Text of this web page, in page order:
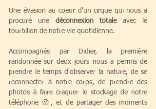
Une évasion au coeur d'un cirque qui nous a
procuré une déconnexion totale avec le
tourbillon de notre vie quotidienne.
Accompagnés par Didier, la première
randonnée sur deux jours nous a permis de
prendre le temps d'observer la nature, de se
reconnecter à notre corps, de prendre des
photos à faire craquer le stockage de notre
téléphone 😜, et de partager des moments